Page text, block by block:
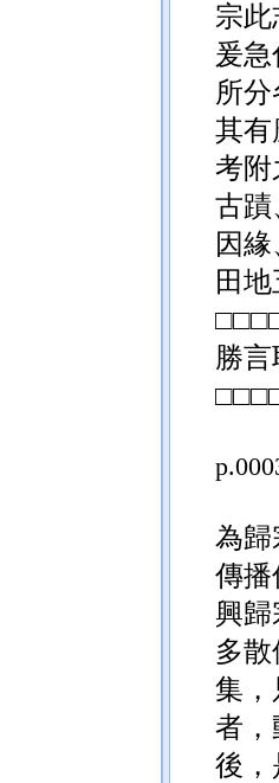
宗
爰
所
其有
考附
古蹟
因
田
□□□
勝
□□□
為歸
傳播
興歸
多
集，
者，
後，